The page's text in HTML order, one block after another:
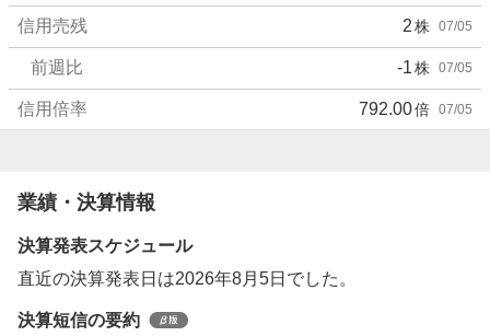
信用売残 2株 07/05
前週比 -1株 07/05
信用倍率 792.00倍 07/05
業績・決算情報
決算発表スケジュール
直近の決算発表日は2026年8月5日でした。
決算短信の要約